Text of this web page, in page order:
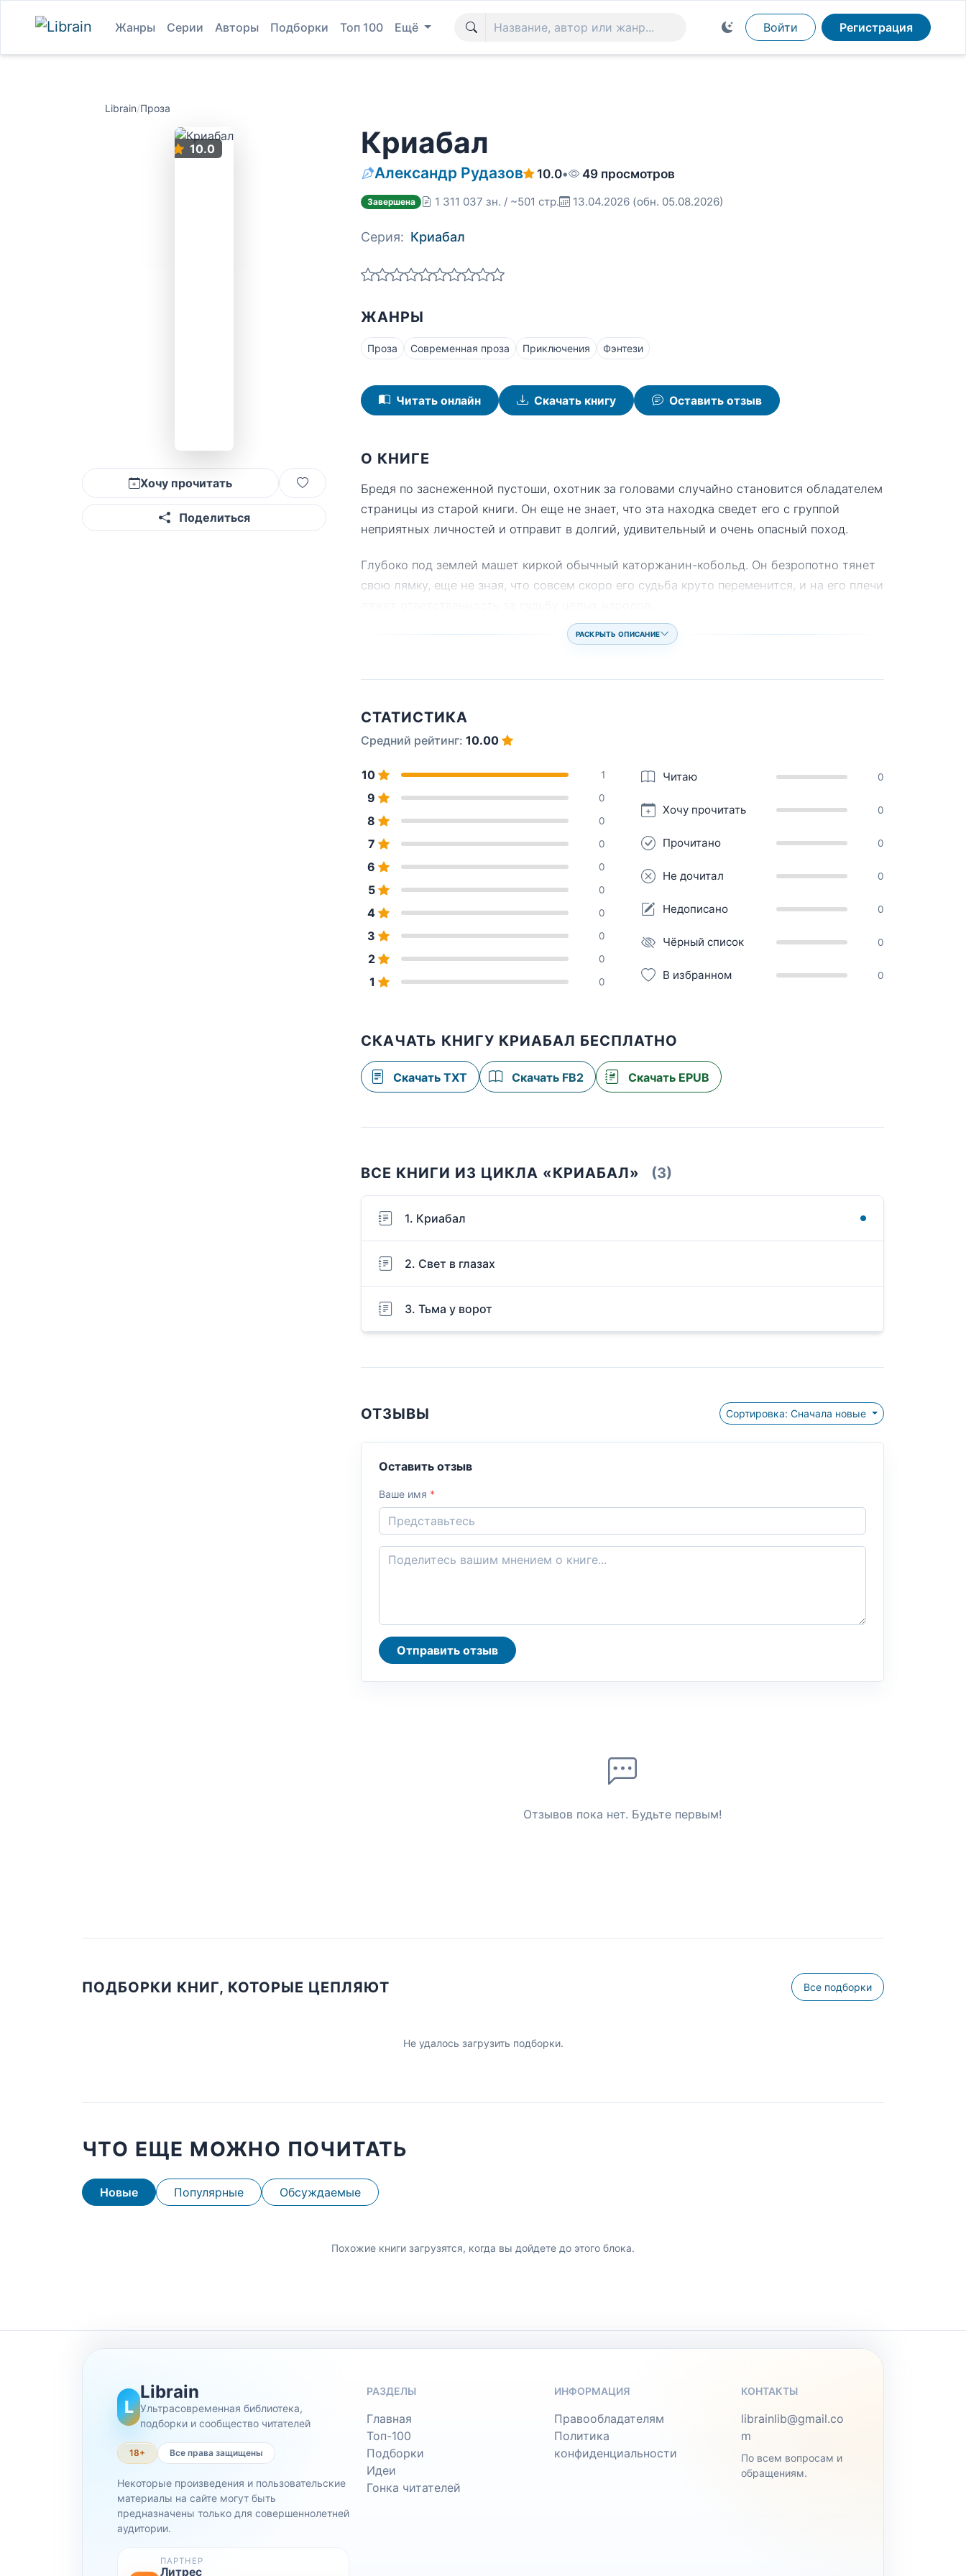
Жанры Серии Авторы Подборки Топ 100 Ещё Войти Регистрация
Librain/Проза
10.0
Хочу прочитать
Поделиться
Криабал
Александр Рудазов 10.0• 49 просмотров
Завершена 1 311 037 зн. / ~501 стр. 13.04.2026 (обн. 05.08.2026)
Серия: Криабал
ЖАНРЫ
Проза Современная проза Приключения Фэнтези
Читать онлайн Скачать книгу Оставить отзыв
О КНИГЕ
Бредя по заснеженной пустоши, охотник за головами случайно становится обладателем
страницы из старой книги. Он еще не знает, что эта находка сведет его с группой
неприятных личностей и отправит в долгий, удивительный и очень опасный поход.
Глубоко под землей машет киркой обычный каторжанин-кобольд. Он безропотно тянет
свою лямку, еще не зная, что совсем скоро его судьба круто переменится, и на его плечи
РАСКРЫТЬ ОПИСАНИЕ
СТАТИСТИКА
Средний рейтинг: 10.00
10 1
9 0
8 0
7 0
6 0
5 0
4 0
3 0
2 0
1 0
Читаю 0
Хочу прочитать 0
Прочитано 0
Не дочитал 0
Недописано 0
Чёрный список 0
В избранном 0
СКАЧАТЬ КНИГУ КРИАБАЛ БЕСПЛАТНО
Скачать TXT Скачать FB2 Скачать EPUB
ВСЕ КНИГИ ИЗ ЦИКЛА «КРИАБАЛ» (3)
1. Криабал
2. Свет в глазах
3. Тьма у ворот
ОТЗЫВЫ Сортировка: Сначала новые
Оставить отзыв
Ваше имя *
Отправить отзыв
Отзывов пока нет. Будьте первым!
ПОДБОРКИ КНИГ, КОТОРЫЕ ЦЕПЛЯЮТ Все подборки
Не удалось загрузить подборки.
ЧТО ЕЩЕ МОЖНО ПОЧИТАТЬ
Новые Популярные Обсуждаемые
Похожие книги загрузятся, когда вы дойдете до этого блока.
L
Librain
Ультрасовременная библиотека,
подборки и сообщество читателей
18+ Все права защищены
Некоторые произведения и пользовательские
материалы на сайте могут быть
предназначены только для совершеннолетней
аудитории.
ПАРТНЕР
Литрес
РАЗДЕЛЫ
Главная
Топ-100
Подборки
Идеи
Гонка читателей
ИНФОРМАЦИЯ
Правообладателям
Политика
конфиденциальности
КОНТАКТЫ
librainlib@gmail.co
m
По всем вопросам и
обращениям.